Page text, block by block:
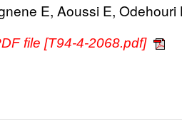
E, Aoussi E, Odehouri
file [T94-4-2068.pdf]